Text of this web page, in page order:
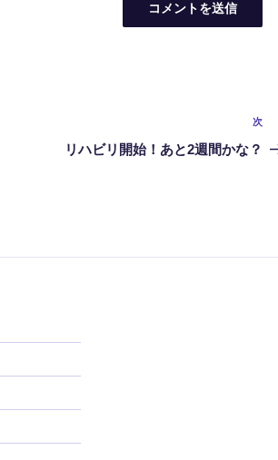
次
の
次
リハビリ開始！あと2週間かな？